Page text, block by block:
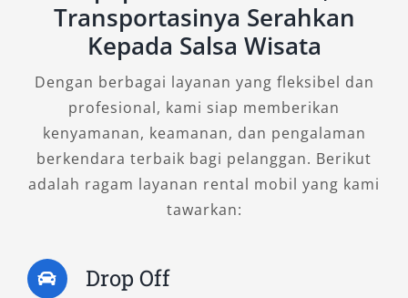
rental mobil Elf terbaik di Kuningan ,
percayakan perjalanan Anda bersama Salsa
Transportasinya Serahkan
Kepada Salsa Wisata
Dengan berbagai layanan yang fleksibel dan
profesional, kami siap memberikan
kenyamanan, keamanan, dan pengalaman
berkendara terbaik bagi pelanggan. Berikut
adalah ragam layanan rental mobil yang kami
tawarkan:
Drop Off